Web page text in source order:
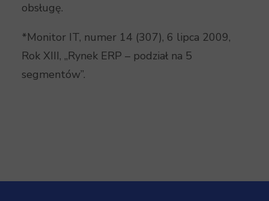
obsługę.
*Monitor IT, numer 14 (307), 6 lipca 2009,
Rok XIII, „Rynek ERP – podział na 5
segmentów”.